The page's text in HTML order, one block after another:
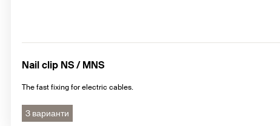
Nail clip NS / MNS
The fast fixing for electric cables.
3 варианти